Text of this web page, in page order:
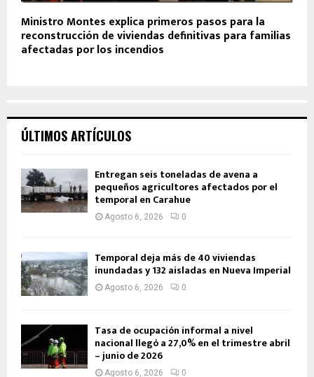
Ministro Montes explica primeros pasos para la
reconstrucción de viviendas definitivas para familias
afectadas por los incendios
ÚLTIMOS ARTÍCULOS
Entregan seis toneladas de avena a
pequeños agricultores afectados por el
temporal en Carahue
Agosto 6, 2026 0
Temporal deja más de 40 viviendas
inundadas y 132 aisladas en Nueva Imperial
Agosto 6, 2026 0
Tasa de ocupación informal a nivel
nacional llegó a 27,0% en el trimestre abril
– junio de 2026
Agosto 6, 2026 0